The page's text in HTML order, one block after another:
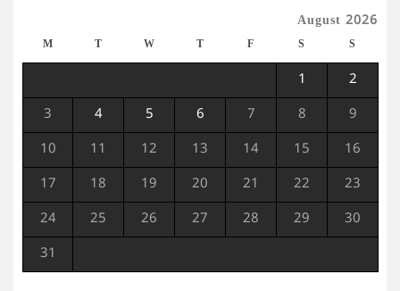
August 2026
M T W T F S S
1 2
3 4 5 6 7 8 9
10 11 12 13 14 15 16
17 18 19 20 21 22 23
24 25 26 27 28 29 30
31